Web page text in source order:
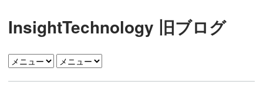
InsightTechnology 旧ブログ